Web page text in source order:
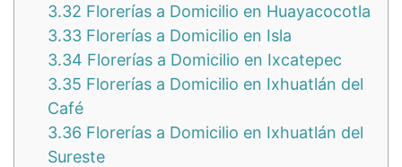
3.32 Florerías a Domicilio en Huayacocotla
3.33 Florerías a Domicilio en Isla
3.34 Florerías a Domicilio en Ixcatepec
3.35 Florerías a Domicilio en Ixhuatlán del
Café
3.36 Florerías a Domicilio en Ixhuatlán del
Sureste